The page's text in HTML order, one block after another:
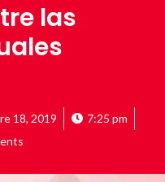
las
18, 2019
7:25 pm